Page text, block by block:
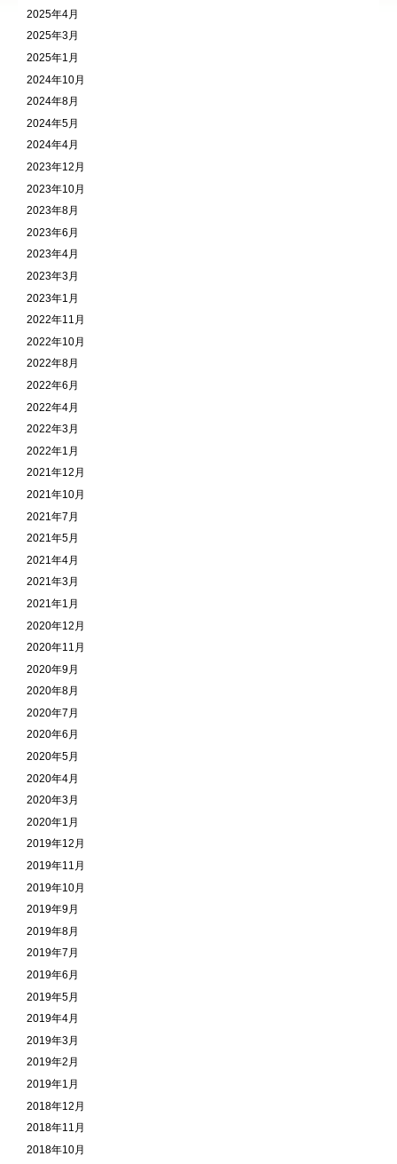
2025年4月
2025年3月
2025年1月
2024年10月
2024年8月
2024年5月
2024年4月
2023年12月
2023年10月
2023年8月
2023年6月
2023年4月
2023年3月
2023年1月
2022年11月
2022年10月
2022年8月
2022年6月
2022年4月
2022年3月
2022年1月
2021年12月
2021年10月
2021年7月
2021年5月
2021年4月
2021年3月
2021年1月
2020年12月
2020年11月
2020年9月
2020年8月
2020年7月
2020年6月
2020年5月
2020年4月
2020年3月
2020年1月
2019年12月
2019年11月
2019年10月
2019年9月
2019年8月
2019年7月
2019年6月
2019年5月
2019年4月
2019年3月
2019年2月
2019年1月
2018年12月
2018年11月
2018年10月